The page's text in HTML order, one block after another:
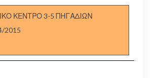
ΚΕΝΤΡΟ 3-5 ΠΗΓΑΔΙΩΝ
2015